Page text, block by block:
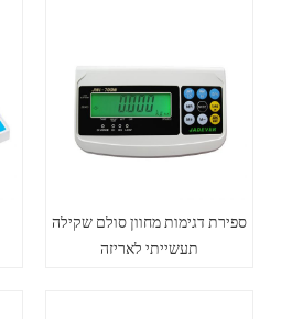
ספירת דגימות מחוון סולם שקילה
תעשייתי לאריזה